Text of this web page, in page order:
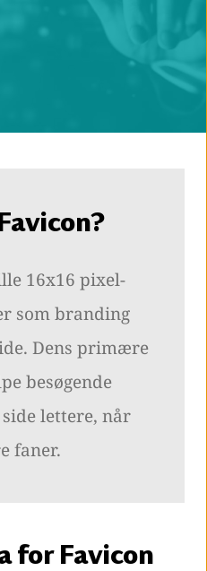
16x16 pixel-
som branding
Dens primære
besøgende
lettere, når
faner.
for Favicon